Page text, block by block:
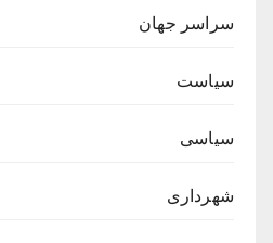
سراسر جهان
سیاست
سیاسی
شهرداری